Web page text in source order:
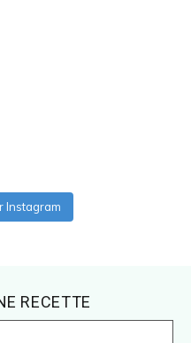
Instagram
RECETTE